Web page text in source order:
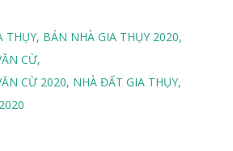
THỤY BÁN NHÀ GIA THỤY 2020
CỪ
CỪ 2020 NHÀ ĐẤT GIA THỤY